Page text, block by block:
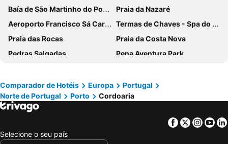
Axis Porto Business & Spa Hotel
Sheraton Porto Hotel & Spa
Park Hotel Porto Aeroporto
Vincci Porto
Portus Cale Hotel
Holiday Inn Porto - Gaia By Ihg
The Log Porto Hotel by Piamonte Hotels
Moov Hotel Porto Centro
Porto Antas Hotel
Hilton Porto Gaia
Hotel Premium Porto Maia
HF Ipanema Porto
Pestana Douro Riverside
Boeira Garden Hotel Porto Gaia, Curio Collection by Hilton
Baía de São Martinho do Porto
Praia da Nazaré
Aeroporto Francisco Sá Carneiro
Termas de Chaves - Spa do Imperador
Praia das Rocas
Praia da Costa Nova
Pedras Salgadas
Pena Aventura Park
Piodão -Aldeia Histórica
Praia de Pedrogão
Mariparque
Praia de Vieira
Basílica de Nossa Senhora do Rosário de Fátima
Praia de Quiaios
Comparador de Hotéis Europa
Portugal
Norte de Portugal
Porto Cordoaria
Facebook
Twitter
Selecione o seu país